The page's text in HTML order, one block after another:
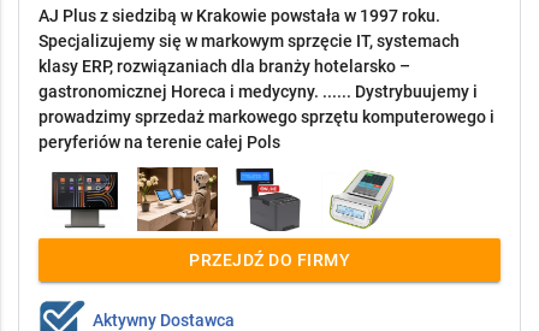
AJ Plus z siedzibą w Krakowie powstała w 1997 roku.
Specjalizujemy się w markowym sprzęcie IT, systemach
klasy ERP, rozwiązaniach dla branży hotelarsko –
gastronomicznej Horeca i medycyny. ...... Dystrybuujemy i
prowadzimy sprzedaż markowego sprzętu komputerowego i
peryferiów na terenie całej Pols
PRZEJDŹ DO FIRMY
Aktywny Dostawca